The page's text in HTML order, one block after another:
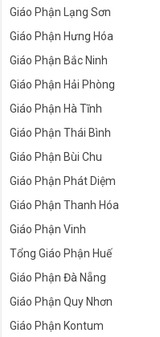
Giáo Phận Lạng Sơn
Giáo Phận Hưng Hóa
Giáo Phận Bắc Ninh
Giáo Phận Hải Phòng
Giáo Phận Hà Tĩnh
Giáo Phận Thái Bình
Giáo Phận Bùi Chu
Giáo Phận Phát Diệm
Giáo Phận Thanh Hóa
Giáo Phận Vinh
Tổng Giáo Phận Huế
Giáo Phận Đà Nẵng
Giáo Phận Quy Nhơn
Giáo Phận Kontum